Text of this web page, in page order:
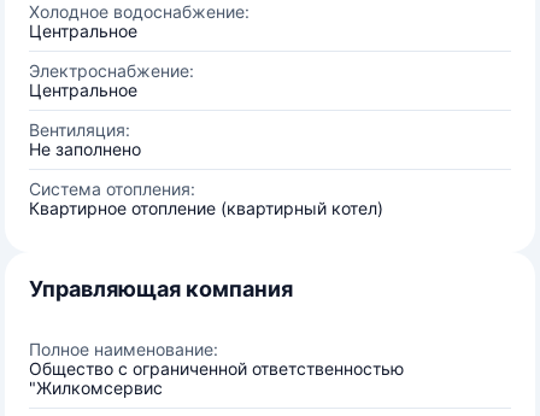
Холодное водоснабжение:
Центральное
Электроснабжение:
Центральное
Вентиляция:
Не заполнено
Система отопления:
Квартирное отопление (квартирный котел)
Управляющая компания
Полное наименование:
Общество с ограниченной ответственностью
"Жилкомсервис